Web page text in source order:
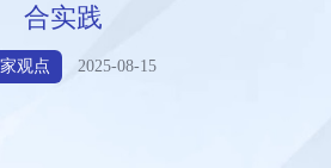
合实践
观点 2025-08-15